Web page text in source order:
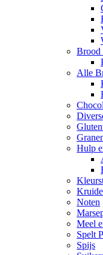
Brood
Alle
Hulp
Noten
Meel
Spelt
Spijs